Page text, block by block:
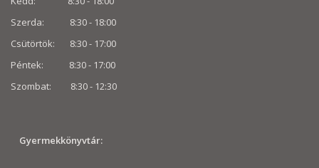
Szerda: 8:30 - 18:00
Csütörtök: 8:30 - 17:00
Péntek: 8:30 - 17:00
Szombat: 8:30 - 12:30
Gyermekkönyvtár: